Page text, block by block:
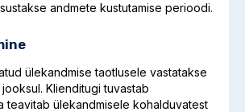
andmete kustutamise perioodi.
ülekandmise taotlusele vastatakse
Klienditugi tuvastab
teavitab ülekandmisele kohalduvatest